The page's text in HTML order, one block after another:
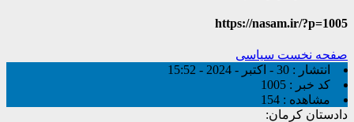
https://nasam.ir/?p=1005
صفحه نخست سیاسی
انتشار : 30 - اکتبر - 2024 - 15:52
کد خبر : 1005
مشاهده : 154
دادستان کرمان: